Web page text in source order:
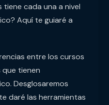
tiene cada una a nivel
Aquí te guiaré a
entre los cursos
que tienen
Desglosaremos
daré las herramientas